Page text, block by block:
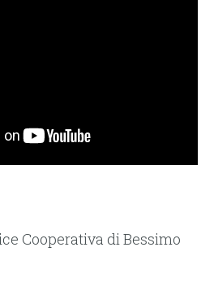
Cooperativa di Bessimo